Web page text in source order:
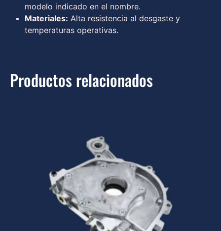
modelo indicado en el nombre.
Materiales: Alta resistencia al desgaste y
temperaturas operativas.
Productos relacionados